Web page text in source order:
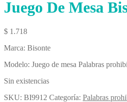
Juego De Mesa
$ 1.718
Marca: Bisonte
Modelo: Juego de mesa Palabras
Sin existencias
SKU: BI9912 Categoría: Palabras